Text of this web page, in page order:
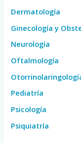
Dermatología
Ginecología y
Neurología
Oftalmología
Pediatría
Psicología
Psiquiatría